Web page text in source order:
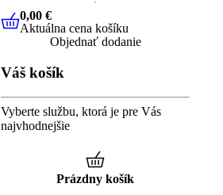
0,00 €Aktuálna cena košíku
0,00 €
Aktuálna cena košíku
Objednať dodanie
Váš košík
Vyberte službu, ktorá je pre Vás
najvhodnejšie
Prázdny košík